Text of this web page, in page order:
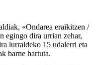
«Ondarea eraikitzen /
egingo dira urrian zehar,
lurraldeko 15 udalerri eta
barne hartuta.